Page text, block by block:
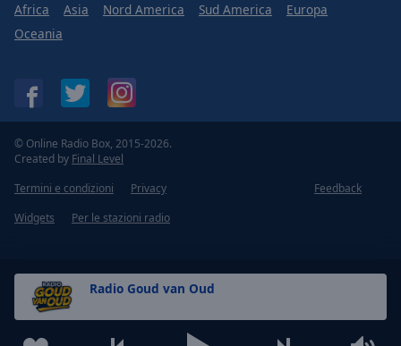
Radio Goud van Oud
Africa Asia Nord America Sud America
Europa
Oceania
© Online Radio Box, 2015-2026.
Created by Final Level
Termini e condizioni
Privacy
Feedback
Widgets
Per le stazioni radio